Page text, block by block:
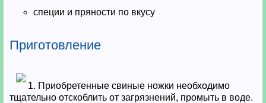
специи и пряности по вкусу
Приготовление
1. Приобретенные свиные ножки необходимо
тщательно отскоблить от загрязнений, промыть в воде.